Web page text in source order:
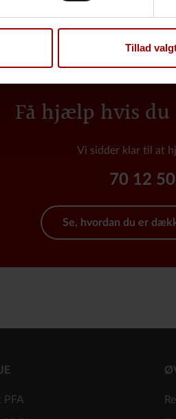
Tillad
fx bruges til
rejse lidt væk.
Få hjælp hvis du
Vi sidder klar til at
70 12
Se, hvordan du er
PFA